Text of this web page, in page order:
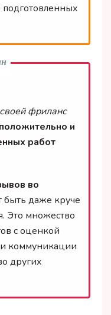
подготовленных
фриланс
и
работ
во
быть даже круче
Это множество
с оценкой
коммуникации
других